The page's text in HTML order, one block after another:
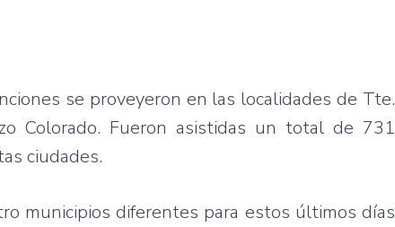
se proveyeron en las localidades de Tte.
Colorado. Fueron asistidas un total de 731
ciudades.
municipios diferentes para estos últimos días